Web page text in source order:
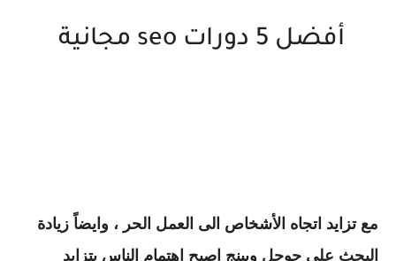
أفضل 5 دورات seo مجانية
مع تزايد اتجاه الأشخاص الى العمل الحر ، وايضاً زيادة
البحث على جوجل وبينج اصبح اهتمام الناس يتزايد